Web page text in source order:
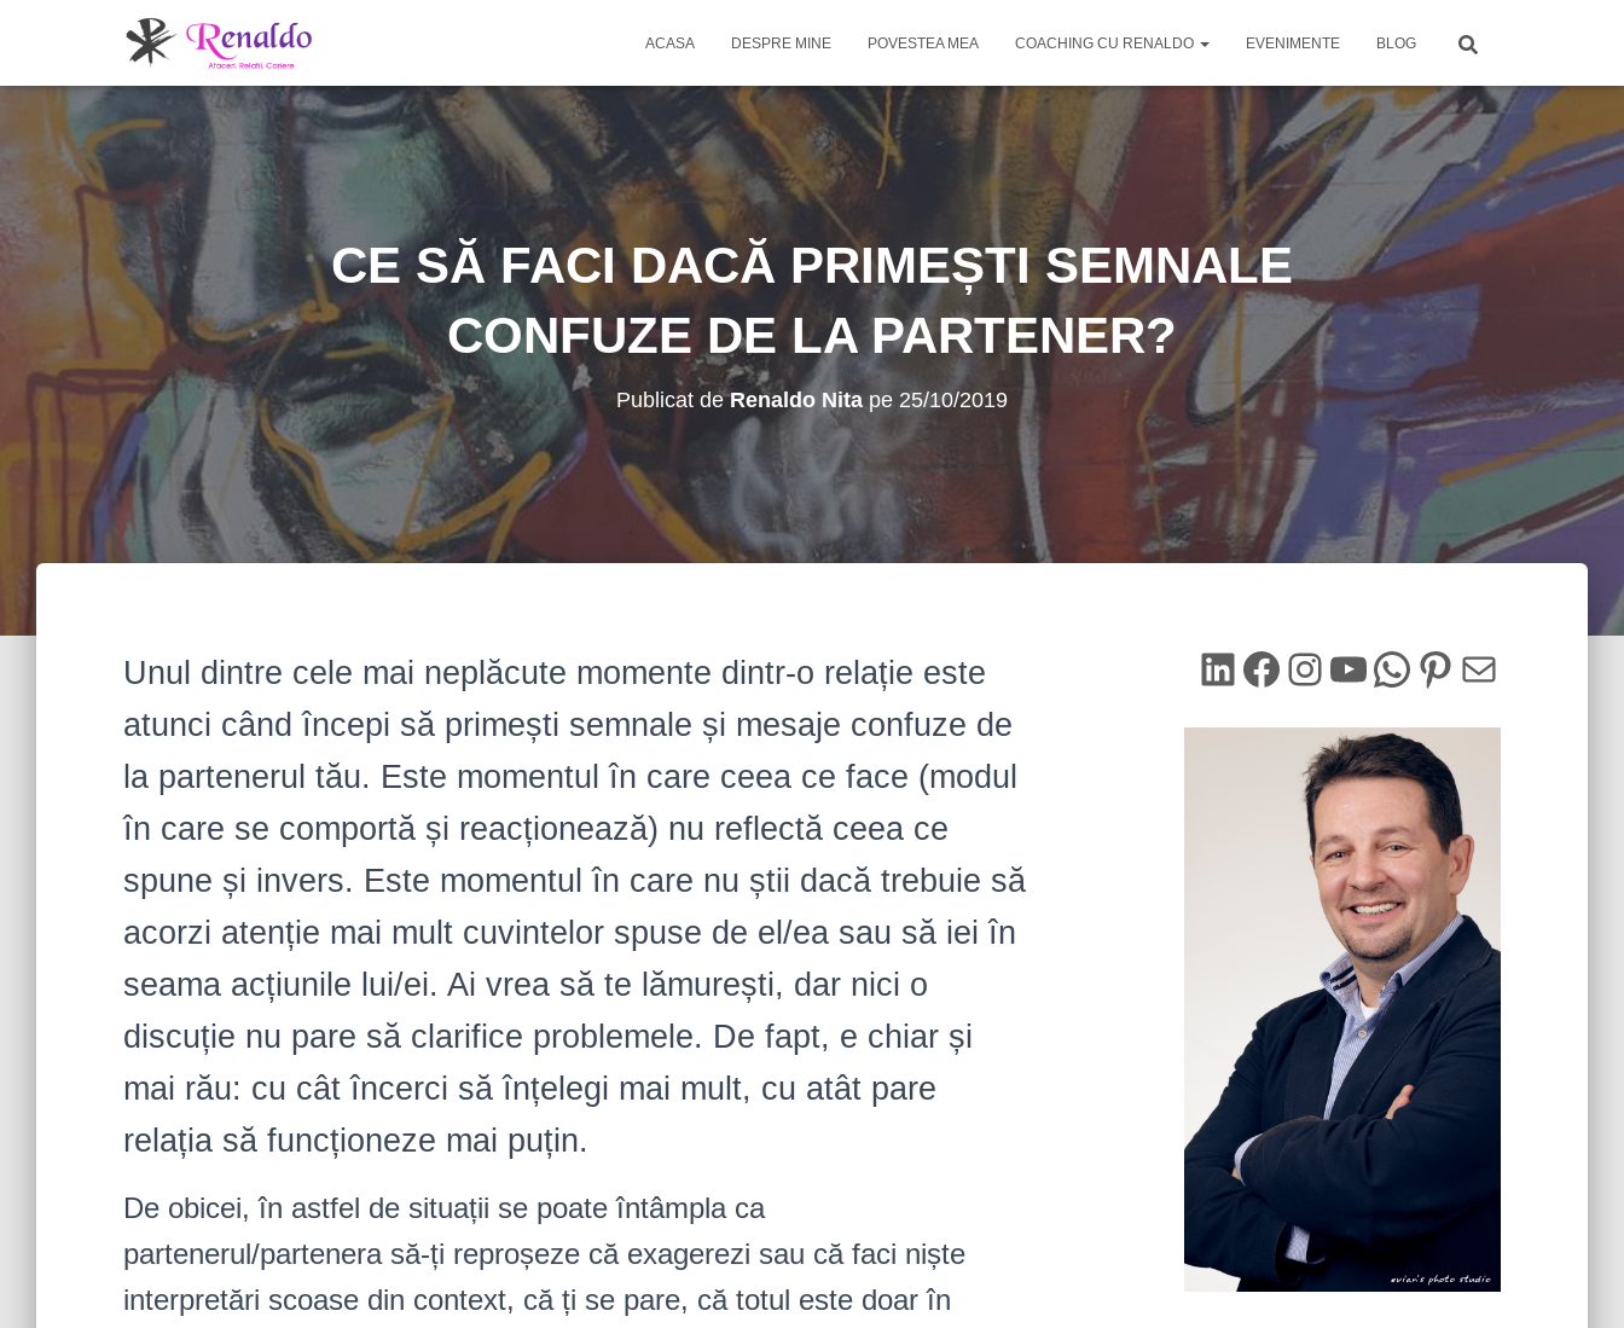
ACASA DESPRE MINE POVESTEA MEA COACHING CU RENALDO EVENIMENTE BLOG
CE SĂ FACI DACĂ PRIMEȘTI SEMNALE
CONFUZE DE LA PARTENER?
Publicat deRenaldo Nitape 25/10/2019
Unul dintre cele mai neplăcute momente dintr-o relație este
atunci când începi să primești semnale și mesaje confuze de
la partenerul tău. Este momentul în care ceea ce face (modul
în care se comportă și reacționează) nu reflectă ceea ce
spune și invers. Este momentul în care nu știi dacă trebuie să
acorzi atenție mai mult cuvintelor spuse de el/ea sau să iei în
seama acțiunile lui/ei. Ai vrea să te lămurești, dar nici o
discuție nu pare să clarifice problemele. De fapt, e chiar și
mai rău: cu cât încerci să înțelegi mai mult, cu atât pare
relația să funcționeze mai puțin.
De obicei, în astfel de situații se poate întâmpla ca
partenerul/partenera să-ți reproșeze că exagerezi sau că faci niște
interpretări scoase din context, că ți se pare, că totul este doar în
LinkedIn Facebook Instagram YouTube WhatsApp Pinterest Mail